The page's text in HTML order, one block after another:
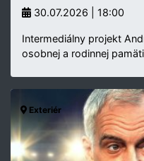
30.07.2026 | 18:00
Intermediálny projekt
osobnej a rodinnej
Exteriér